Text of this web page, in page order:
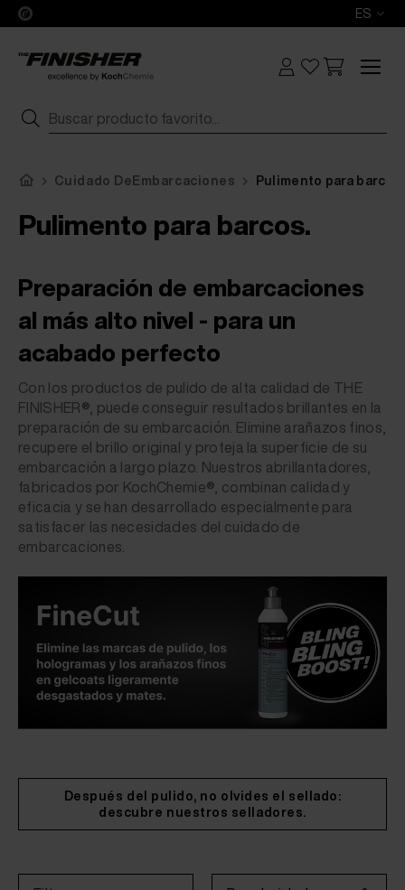
ES
Cuidado DeEmbarcaciones Pulimento para barcos
Pulimento para barcos.
Preparación de embarcaciones
al más alto nivel - para un
acabado perfecto
Con los productos de pulido de alta calidad de THE
FINISHER®, puede conseguir resultados brillantes en la
preparación de su embarcación. Elimine arañazos finos,
recupere el brillo original y proteja la superficie de su
embarcación a largo plazo. Nuestros abrillantadores,
fabricados por KochChemie®, combinan calidad y
eficacia y se han desarrollado especialmente para
satisfacer las necesidades del cuidado de
embarcaciones.
Después del pulido, no olvides el sellado:
descubre nuestros selladores.